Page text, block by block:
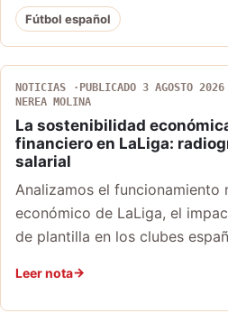
Fútbol español
NOTICIAS PUBLICADO 3 AGOSTO 2026
NEREA MOLINA
La sostenibilidad
financiero en LaLiga:
salarial
Analizamos el funcionamiento
económico de LaLiga, el
de plantilla en los clubes
Leer nota